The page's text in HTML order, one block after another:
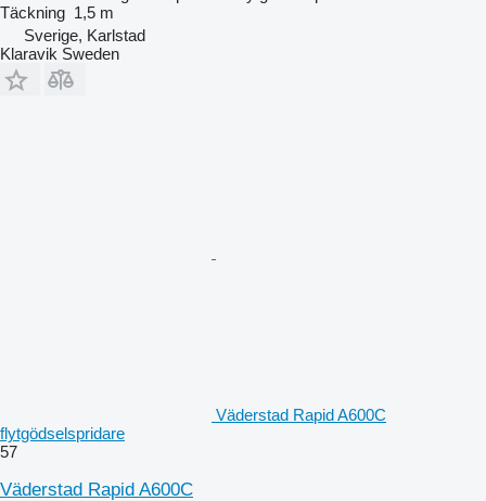
Täckning 1,5 m
Sverige, Karlstad
Klaravik Sweden
Väderstad Rapid A600C
flytgödselspridare
57
Väderstad Rapid A600C